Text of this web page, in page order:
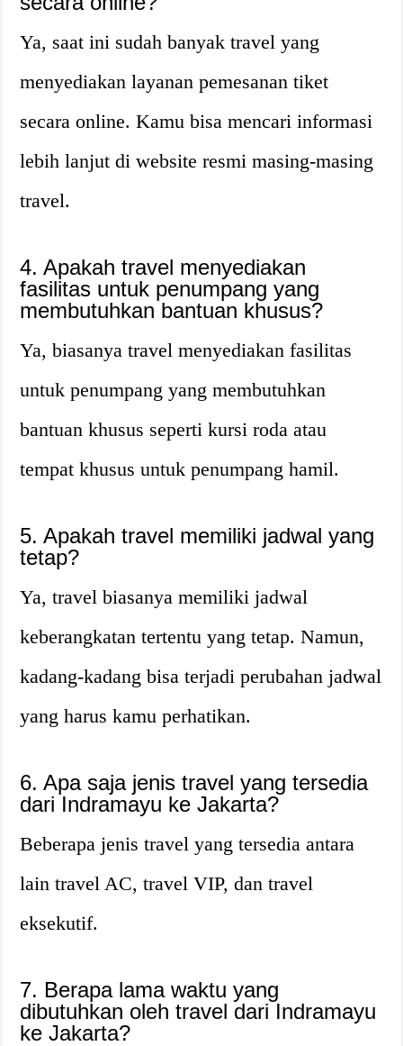
Ya, saat ini sudah banyak travel yang
menyediakan layanan pemesanan tiket
secara online. Kamu bisa mencari informasi
lebih lanjut di website resmi masing-masing
travel.
4. Apakah travel menyediakan
fasilitas untuk penumpang yang
membutuhkan bantuan khusus?
Ya, biasanya travel menyediakan fasilitas
untuk penumpang yang membutuhkan
bantuan khusus seperti kursi roda atau
tempat khusus untuk penumpang hamil.
5. Apakah travel memiliki jadwal yang
tetap?
Ya, travel biasanya memiliki jadwal
keberangkatan tertentu yang tetap. Namun,
kadang-kadang bisa terjadi perubahan jadwal
yang harus kamu perhatikan.
6. Apa saja jenis travel yang tersedia
dari Indramayu ke Jakarta?
Beberapa jenis travel yang tersedia antara
lain travel AC, travel VIP, dan travel
eksekutif.
7. Berapa lama waktu yang
dibutuhkan oleh travel dari Indramayu
ke Jakarta?